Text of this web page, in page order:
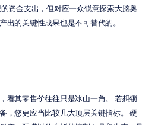
资金支出，但对应一众锐意探索大脑奥
出的关键性成果也是不可替代的。
看其零售价往往只是冰山一角。 若想锁
，您更应当比较几大顶层关键指标。 硬